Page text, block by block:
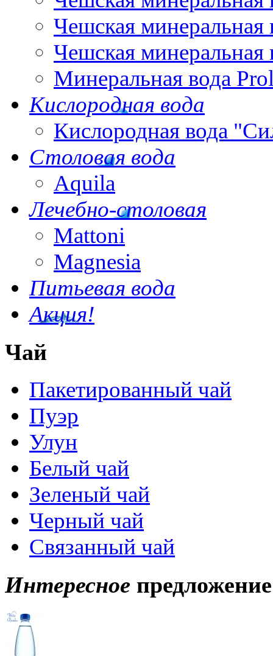
Чешская минеральная
Чешская минеральная
Минеральная вода
Кислородная вода
Кислородная вода
Столовая вода
Aquila
Лечебно-столовая
Mattoni
Magnesia
Питьевая вода
Акция!
Чай
Пакетированный чай
Пуэр
Улун
Белый чай
Зеленый чай
Черный чай
Связанный чай
Интересное предложение